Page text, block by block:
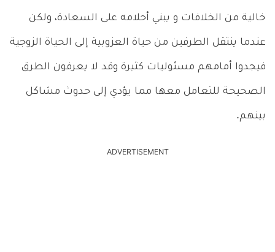
خالية من الخلافات و يبني أحلامه على السعادة، ولكن
عندما ينتقل الطرفين من حياة العزوبية إلى الحياة الزوجية
فيجدوا أمامهم مسئوليات كثيرة وقد لا يعرفون الطرق
الصحيحة للتعامل معها مما يؤدي إلى حدوث مشاكل
بينهم.
ADVERTISEMENT